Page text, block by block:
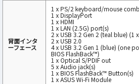
背面インタ
ーフェース
1 x PS/2 keyboard/mouse
1 x DisplayPort
1 x HDMI
1 x LAN (2.5G) port(s)
2 x USB 3.2 Gen 2 (teal blue) (1
2 x USB 2.0
4 x USB 3.2 Gen 1 (blue) (one
BIOS FlashBack™)
1 x Optical S/PDIF out
5 x Audio jack(s)
1 x BIOS FlashBack™ Button(s)
1 x ASUS Wi-Fi Module